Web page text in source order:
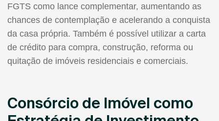
FGTS como lance complementar, aumentando as
chances de contemplação e acelerando a conquista
da casa própria. Também é possível utilizar a carta
de crédito para compra, construção, reforma ou
quitação de imóveis residenciais e comerciais.
Consórcio de Imóvel como